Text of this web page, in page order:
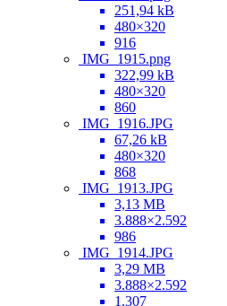
251,94 kB
480×320
916
IMG_1915.png
322,99 kB
480×320
860
IMG_1916.JPG
67,26 kB
480×320
868
IMG_1913.JPG
3,13 MB
3.888×2.592
986
IMG_1914.JPG
3,29 MB
3.888×2.592
1.307